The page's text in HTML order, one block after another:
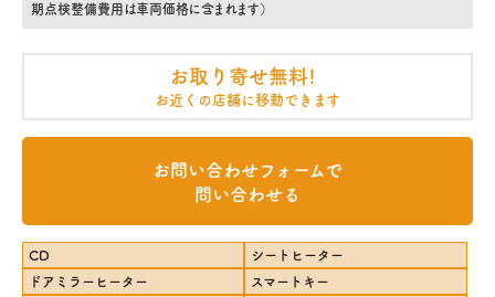
期点検整備費用は車両価格に含まれます）
お取り寄せ無料!
お近くの店舗に移動できます
お問い合わせフォームで
問い合わせる
CD
シートヒーター
ドアミラーヒーター
スマートキー